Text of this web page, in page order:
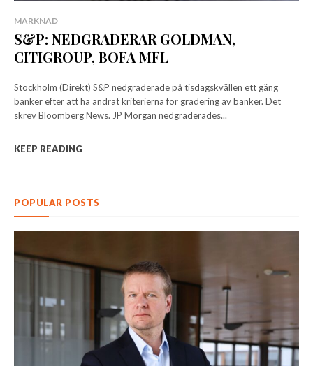
MARKNAD
S&P: NEDGRADERAR GOLDMAN,
CITIGROUP, BOFA MFL
Stockholm (Direkt) S&P nedgraderade på tisdagskvällen ett gäng
banker efter att ha ändrat kriterierna för gradering av banker. Det
skrev Bloomberg News. JP Morgan nedgraderades...
KEEP READING
POPULAR POSTS